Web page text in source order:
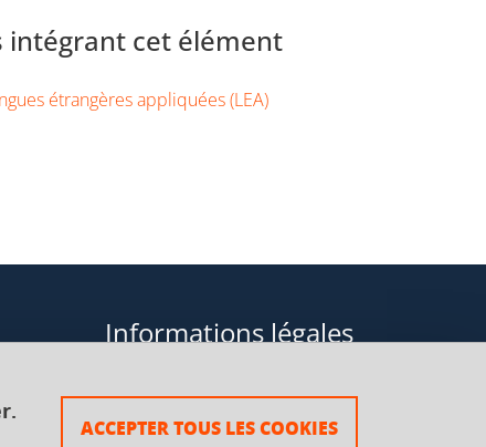
ACCEPTER TOUS LES COOKIES
intégrant cet élément
étrangères appliquées (LEA)
Informations légales
Plan du site